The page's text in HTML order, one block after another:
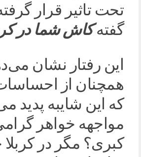
تحت تاثیر قرار
گفتهکاش شما در
این رفتار نشان
همچنان از
که این شایبه پدید
مواجهه خواهر
کبری؟ مگر در